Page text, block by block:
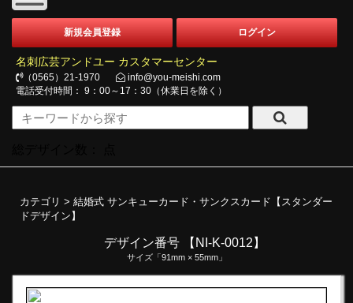
新規会員登録 ログイン
名刺広芸アンドユー カスタマーセンター
（0565）21-1970
info@you-meishi.com
電話受付時間： 9：00～17：30（休業日を除く）
カテゴリ > 結婚式 サンキューカード・サンクスカード【スタンダー
ドデザイン】
デザイン番号 【NI-K-0012】
サイズ「91mm × 55mm」